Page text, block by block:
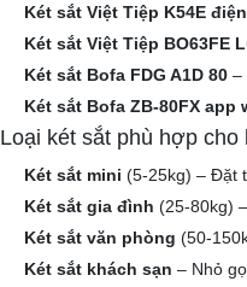
Két sắt Việt Tiệp K54E
Két sắt Việt Tiệp BO63FE
Két sắt Bofa FDG A1D 80–
Két sắt Bofa ZB-80FX app
Loại két sắt phù hợp cho
Két sắt mini (5-25kg) – Đặt
Két sắt gia đình (25-80kg)
Két sắt văn phòng (50-
Két sắt khách sạn – Nhỏ